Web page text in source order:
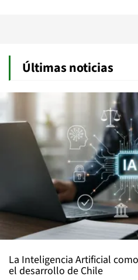
Últimas noticias
La Inteligencia Artificial
el desarrollo de Chile